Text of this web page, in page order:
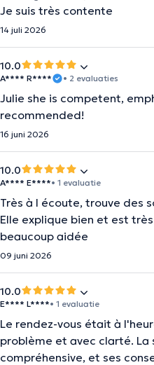
Je suis très contente
14 juli 2026
10.0
A**** R**** • 2 evaluaties
Julie she is competent,
recommended!
16 juni 2026
10.0
A**** E****• 1 evaluatie
Très à l écoute, trouve des
Elle explique bien et est
beaucoup aidée
09 juni 2026
10.0
E**** L****• 1 evaluatie
Le rendez-vous était à
problème et avec clarté.
compréhensive, et ses